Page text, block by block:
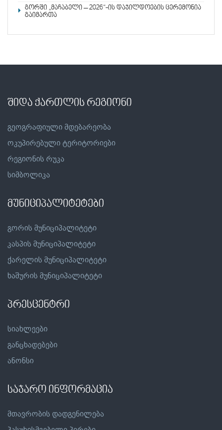
გორში „მაჩაბელი – 2026“-ის დაჯილდოების ცერემონია
გაიმართა
შიდა ქართლის რეგიონი
გეოგრაფიული მდებარეობა
ოკუპირებული ტერიტორიები
რეგიონის რუკა
სიმბოლიკა
მუნიციპალიტეტები
გორის მუნიციპალიტეტი
კასპის მუნიციპალიტეტი
ქარელის მუნიციპალიტეტი
ხაშურის მუნიციპალიტეტი
პრესცენტრი
სიახლეები
განცხადებები
ანონსი
საჯარო ინფორმაცია
მთავრობის დადგენილება